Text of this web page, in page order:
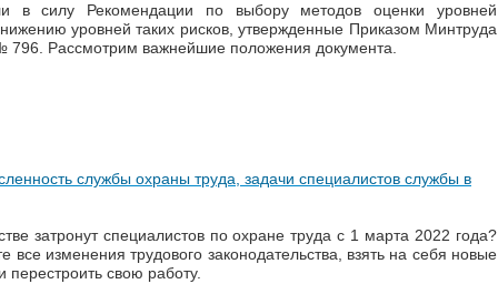
в силу Рекомендации по выбору методов оценки уровней
уровней таких рисков, утвержденные Приказом Минтруда
796. Рассмотрим важнейшие положения документа.
службы охраны труда, задачи специалистов службы в
затронут специалистов по охране труда с 1 марта 2022 года?
все изменения трудового законодательства, взять на себя новые
перестроить свою работу.